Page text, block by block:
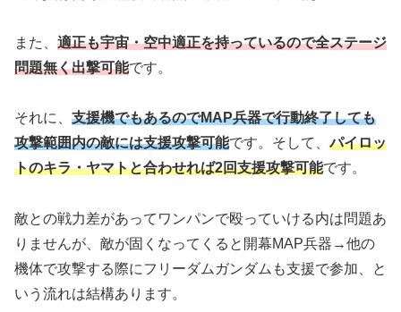
また、 適正も宇宙・空中適正を持っているので全ステージ
問題無く出撃可能です。
それに、 支援機でもあるのでMAP兵器で行動終了しても
攻撃範囲内の敵には支援攻撃可能です。そして、パイロッ
トのキラ・ヤマトと合わせれば2回支援攻撃可能です。
敵との戦力差があってワンパンで殴っていける内は問題あ
りませんが、敵が固くなってくると開幕MAP兵器→他の
機体で攻撃する際にフリーダムガンダムも支援で参加、と
いう流れは結構あります。